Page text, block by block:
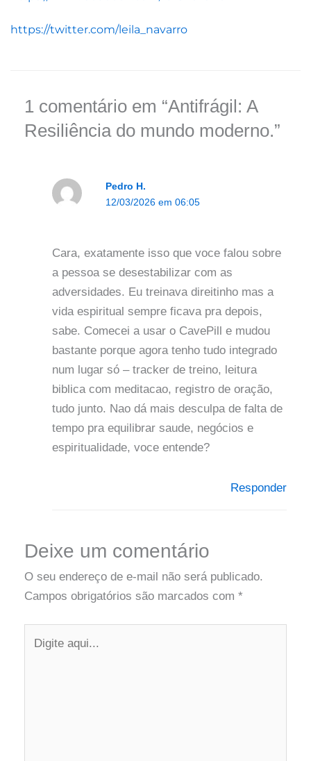
https://twitter.com/leila_navarro
1 comentário em “Antifrágil: A
Resiliência do mundo moderno.”
Pedro H.
12/03/2026 em 06:05
Cara, exatamente isso que voce falou sobre
a pessoa se desestabilizar com as
adversidades. Eu treinava direitinho mas a
vida espiritual sempre ficava pra depois,
sabe. Comecei a usar o CavePill e mudou
bastante porque agora tenho tudo integrado
num lugar só – tracker de treino, leitura
biblica com meditacao, registro de oração,
tudo junto. Nao dá mais desculpa de falta de
tempo pra equilibrar saude, negócios e
espiritualidade, voce entende?
Responder
Deixe um comentário
O seu endereço de e-mail não será publicado.
Campos obrigatórios são marcados com *
aqui...